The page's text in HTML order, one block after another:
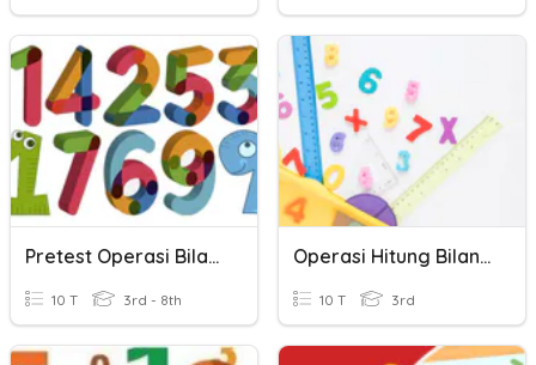
Pretest Operasi Bilangan Bulat
10 T 3rd - 8th
Operasi Hitung Bilangan Bulat
10 T 3rd